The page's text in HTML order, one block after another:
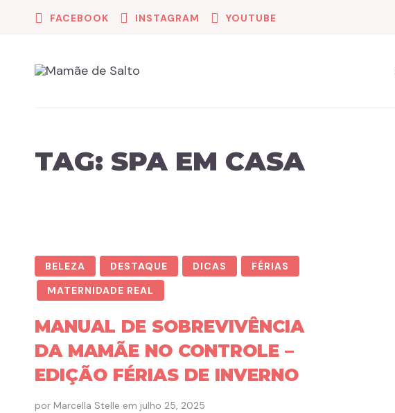
FACEBOOK INSTAGRAM YOUTUBE
TAG: SPA EM CASA
BELEZA DESTAQUE DICAS
FÉRIAS
MATERNIDADE REAL
MANUAL DE SOBREVIVÊNCIA
DA MAMÃE NO CONTROLE –
EDIÇÃO FÉRIAS DE INVERNO
por Marcella Stelle em julho 25, 2025